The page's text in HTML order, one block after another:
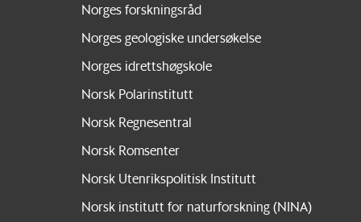
Norges forskningsråd
Norges geologiske undersøkelse
Norges idrettshøgskole
Norsk Polarinstitutt
Norsk Regnesentral
Norsk Romsenter
Norsk Utenrikspolitisk Institutt
Norsk institutt for naturforskning (NINA)